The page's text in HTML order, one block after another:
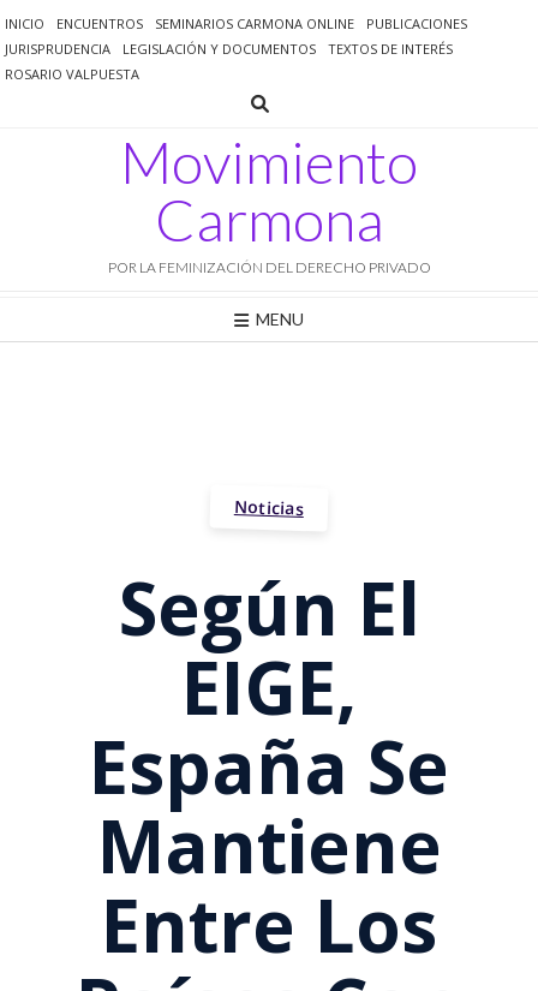
al
contenido
INICIO ENCUENTROS SEMINARIOS CARMONA ONLINE
PUBLICACIONES
JURISPRUDENCIA
LEGISLACIÓN Y DOCUMENTOS
TEXTOS DE INTERÉS
ROSARIO VALPUESTA
Movimiento
Carmona
POR LA FEMINIZACIÓN DEL DERECHO PRIVADO
MENU
Noticias
Según El
EIGE,
España Se
Mantiene
Entre Los